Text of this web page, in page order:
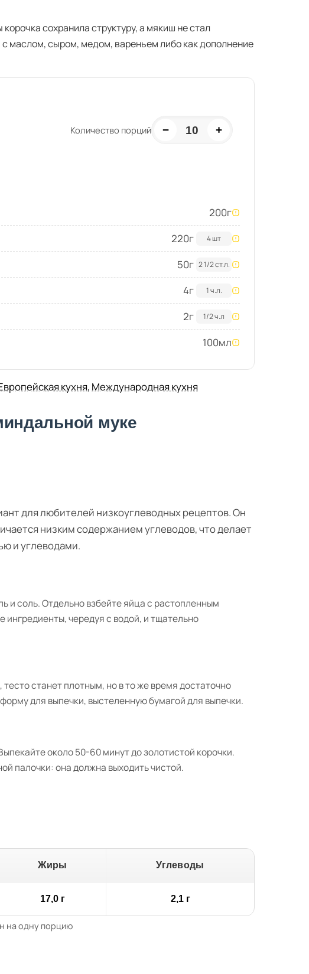
сохранила структуру, а мякиш не стал
маслом, сыром, медом, вареньем либо как дополнение
Количество порций − 10 +
200г
220г 4 шт
50г 2 1/2 ст.л.
4г 1 ч.л.
2г 1/2 ч.л
100мл
кухня, Международная кухня
муке
для любителей низкоуглеводных рецептов. Он
низким содержанием углеводов, что делает
и углеводами.
и соль. Отдельно взбейте яйца с растопленным
чередуя с водой, и тщательно
станет плотным, но в то же время достаточно
для выпечки, выстеленную бумагой для выпечки.
около 50-60 минут до золотистой корочки.
палочки: она должна выходить чистой.
Жиры Углеводы
17,0 г 2,1 г
на одну порцию